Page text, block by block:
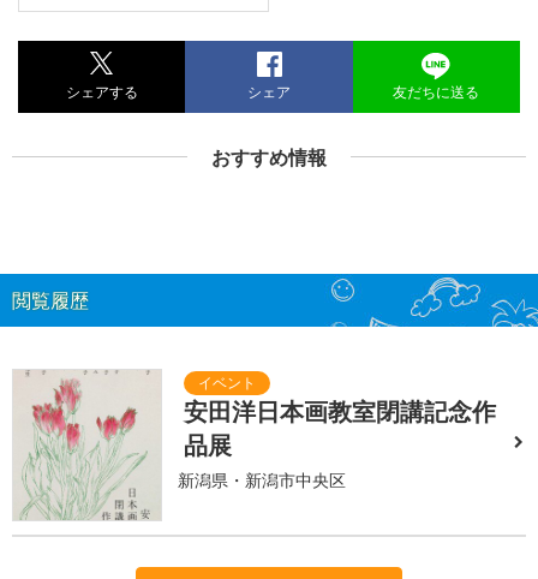
シェアする シェア 友だちに送る
おすすめ情報
閲覧履歴
安田洋日本画教室閉講記念作
品展
新潟県・新潟市中央区